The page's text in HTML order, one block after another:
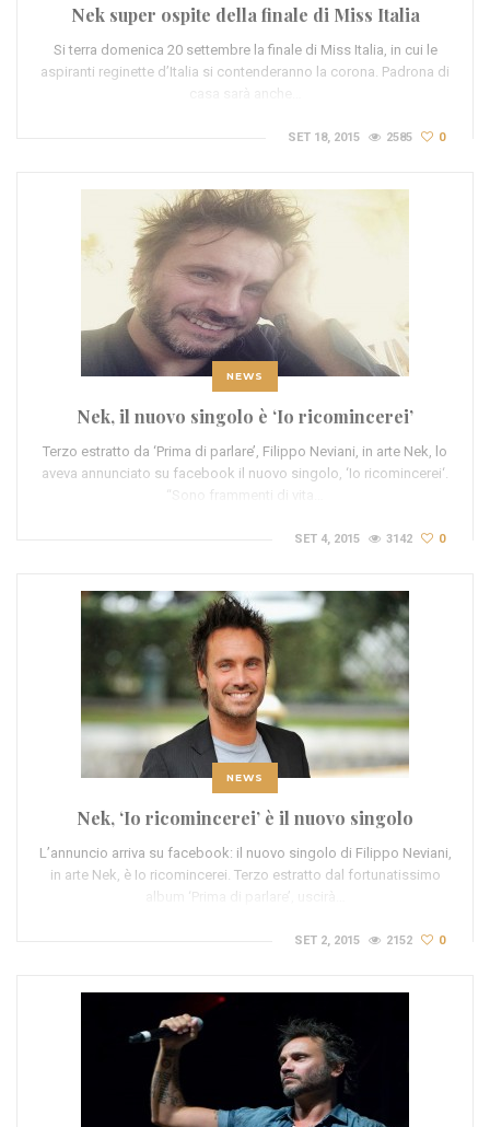
Nek super ospite della finale di Miss Italia
Si terra domenica 20 settembre la finale di Miss Italia, in cui le
aspiranti reginette d’Italia si contenderanno la corona. Padrona di
SET 18, 2015 2585 0
NEWS
Nek, il nuovo singolo è ‘Io ricomincerei’
Terzo estratto da ‘Prima di parlare’, Filippo Neviani, in arte Nek, lo
aveva annunciato su facebook il nuovo singolo, ‘Io ricomincerei‘.
“Sono frammenti di vita…
SET 4, 2015 3142 0
NEWS
Nek, ‘Io ricomincerei’ è il nuovo singolo
L’annuncio arriva su facebook: il nuovo singolo di Filippo Neviani,
in arte Nek, è Io ricomincerei. Terzo estratto dal fortunatissimo
album ‘Prima di parlare’, uscirà…
SET 2, 2015 2152 0